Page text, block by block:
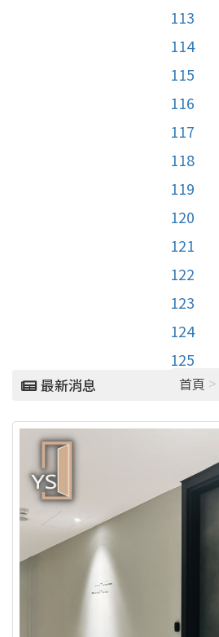
113
114
115
116
117
118
119
120
121
122
123
124
125
最新消息 首頁 >